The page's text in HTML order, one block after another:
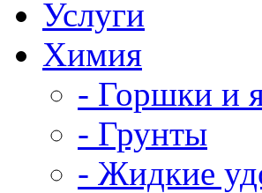
Услуги
Химия
- Горшки и
- Грунты
- Жидкие